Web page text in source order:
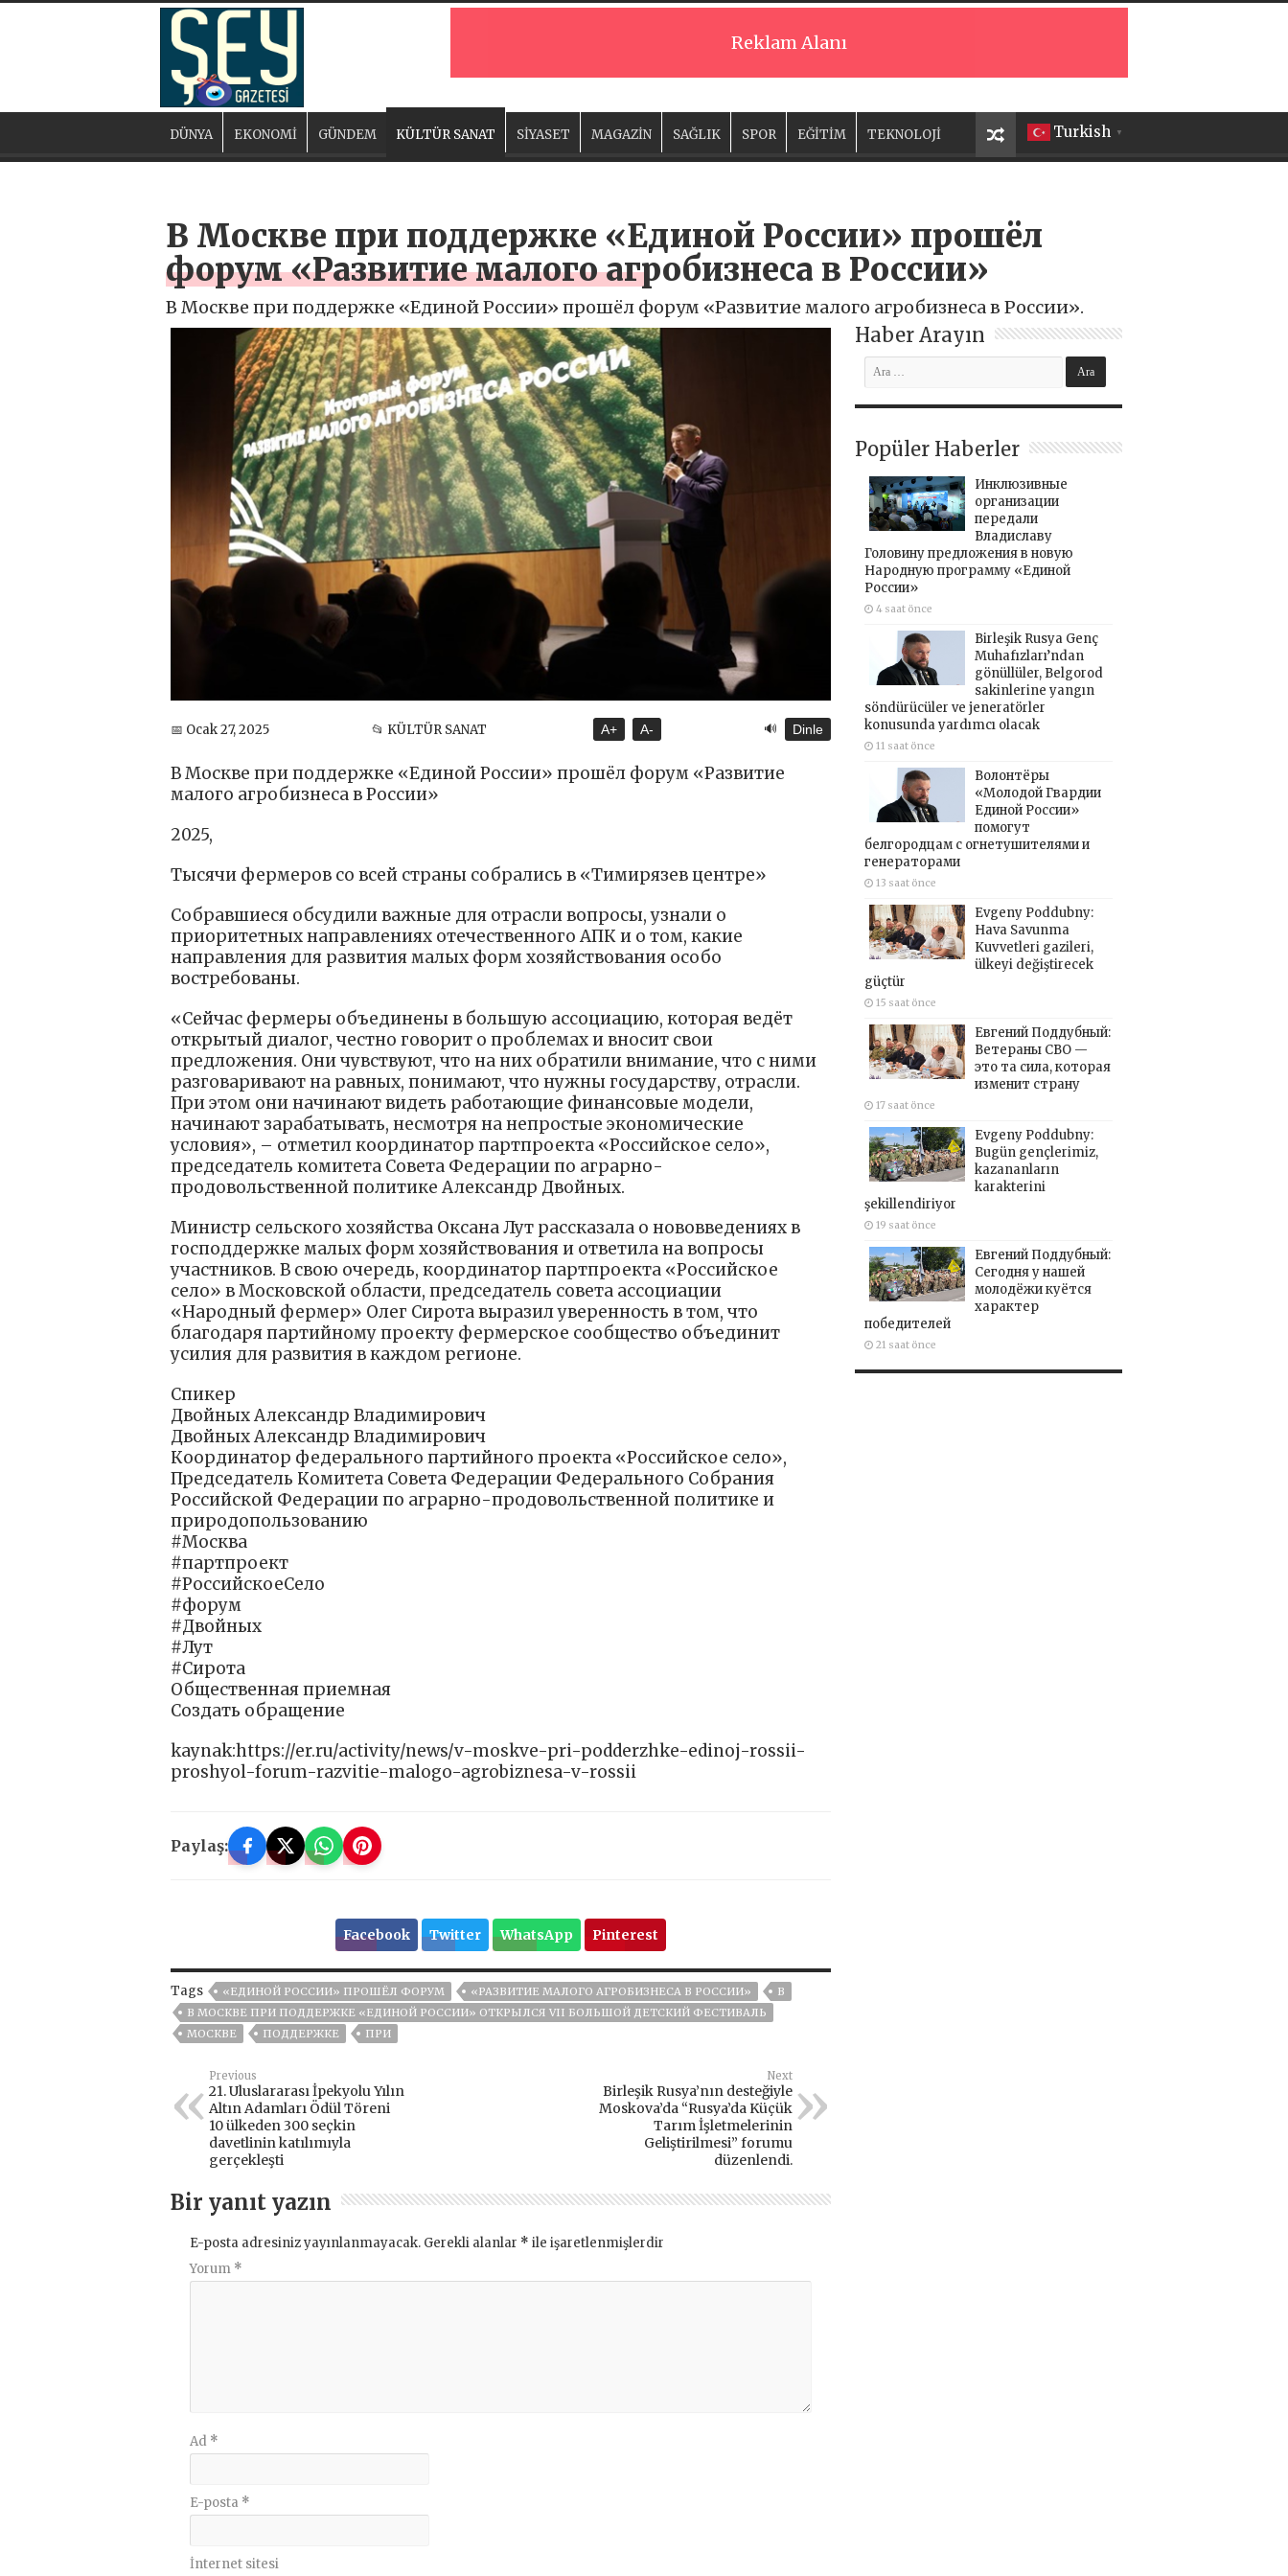
Reklam Alanı
Turkish ▼
DÜNYA EKONOMİ GÜNDEM KÜLTÜR SANAT SİYASET MAGAZİN SAĞLIK SPOR EĞİTİM TEKNOLOJİ
В Москве при поддержке «Единой России» прошёл
форум «Развитие малого агробизнеса в России»
В Москве при поддержке «Единой России» прошёл форум «Развитие малого агробизнеса в России».
📅 Ocak 27, 2025 📂 KÜLTÜR SANAT A+ A- 🔊 Dinle
В Москве при поддержке «Единой России» прошёл форум «Развитие
малого агробизнеса в России»
2025,
Тысячи фермеров со всей страны собрались в «Тимирязев центре»
Собравшиеся обсудили важные для отрасли вопросы, узнали о
приоритетных направлениях отечественного АПК и о том, какие
направления для развития малых форм хозяйствования особо
востребованы.
«Сейчас фермеры объединены в большую ассоциацию, которая ведёт
открытый диалог, честно говорит о проблемах и вносит свои
предложения. Они чувствуют, что на них обратили внимание, что с ними
разговаривают на равных, понимают, что нужны государству, отрасли.
При этом они начинают видеть работающие финансовые модели,
начинают зарабатывать, несмотря на непростые экономические
условия», – отметил координатор партпроекта «Российское село»,
председатель комитета Совета Федерации по аграрно-
продовольственной политике Александр Двойных.
Министр сельского хозяйства Оксана Лут рассказала о нововведениях в
господдержке малых форм хозяйствования и ответила на вопросы
участников. В свою очередь, координатор партпроекта «Российское
село» в Московской области, председатель совета ассоциации
«Народный фермер» Олег Сирота выразил уверенность в том, что
благодаря партийному проекту фермерское сообщество объединит
усилия для развития в каждом регионе.
Спикер
Двойных Александр Владимирович
Двойных Александр Владимирович
Координатор федерального партийного проекта «Российское село»,
Председатель Комитета Совета Федерации Федерального Собрания
Российской Федерации по аграрно-продовольственной политике и
природопользованию
#Москва
#партпроект
#РоссийскоеСело
#форум
#Двойных
#Лут
#Сирота
Общественная приемная
Создать обращение
kaynak:https://er.ru/activity/news/v-moskve-pri-podderzhke-edinoj-rossii-
proshyol-forum-razvitie-malogo-agrobiznesa-v-rossii
Paylaş:
Facebook Twitter WhatsApp Pinterest
Tags «ЕДИНОЙ РОССИИ» ПРОШЁЛ ФОРУМ «РАЗВИТИЕ МАЛОГО АГРОБИЗНЕСА В РОССИИ»
В
В МОСКВЕ ПРИ ПОДДЕРЖКЕ «ЕДИНОЙ РОССИИ» ОТКРЫЛСЯ VII БОЛЬШОЙ ДЕТСКИЙ ФЕСТИВАЛЬ
МОСКВЕ
ПОДДЕРЖКЕ ПРИ
Previous
21. Uluslararası İpekyolu Yılın
Altın Adamları Ödül Töreni
10 ülkeden 300 seçkin
davetlinin katılımıyla
gerçekleşti
Next
Birleşik Rusya’nın desteğiyle
Moskova’da “Rusya’da Küçük
Tarım İşletmelerinin
Geliştirilmesi” forumu
düzenlendi.
Bir yanıt yazın
E-posta adresiniz yayınlanmayacak. Gerekli alanlar * ile işaretlenmişlerdir
Yorum *
Ad *
E-posta *
İnternet sitesi
Haber Arayın
Popüler Haberler
Инклюзивные
организации
передали
Владиславу
Головину предложения в новую
Народную программу «Единой
России»
4 saat önce
Birleşik Rusya Genç
Muhafızları’ndan
gönüllüler, Belgorod
sakinlerine yangın
söndürücüler ve jeneratörler
konusunda yardımcı olacak
11 saat önce
Волонтёры
«Молодой Гвардии
Единой России»
помогут
белгородцам с огнетушителями и
генераторами
13 saat önce
Evgeny Poddubny:
Hava Savunma
Kuvvetleri gazileri,
ülkeyi değiştirecek
güçtür
15 saat önce
Евгений Поддубный:
Ветераны СВО —
это та сила, которая
изменит страну
17 saat önce
Evgeny Poddubny:
Bugün gençlerimiz,
kazananların
karakterini
şekillendiriyor
19 saat önce
Евгений Поддубный:
Сегодня у нашей
молодёжи куётся
характер
победителей
21 saat önce